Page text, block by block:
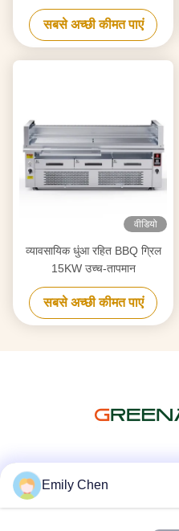
पकाने
सबसे अच्छी कीमत पाएं
वीडियो
व्यावसायिक धुंआ रहित BBQ ग्रिल
15KW उच्च-तापमान
सबसे अच्छी कीमत पाएं
Emily Chen